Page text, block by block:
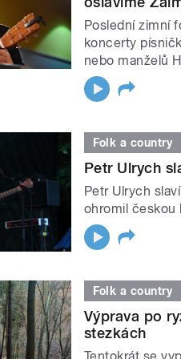
Poslední zimní
koncerty
nebo manželů
Folk a country
Petr Ulrych
Petr Ulrych
ohromil
Folk a country
Výprava po
stezkách